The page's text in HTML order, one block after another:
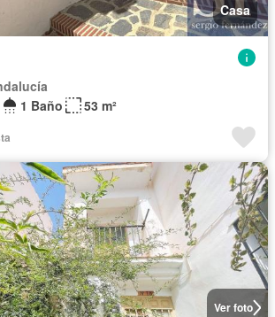
Casa
1 Baño 53 m²
Ver foto